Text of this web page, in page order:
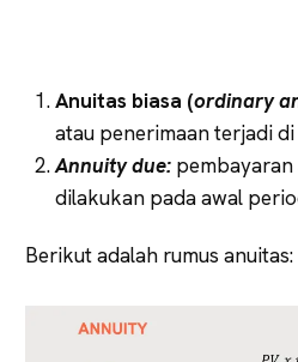
Anuitas biasa (ordinary
atau penerimaan terjadi
Annuity due:
dilakukan pada awal
Berikut adalah rumus anuitas: